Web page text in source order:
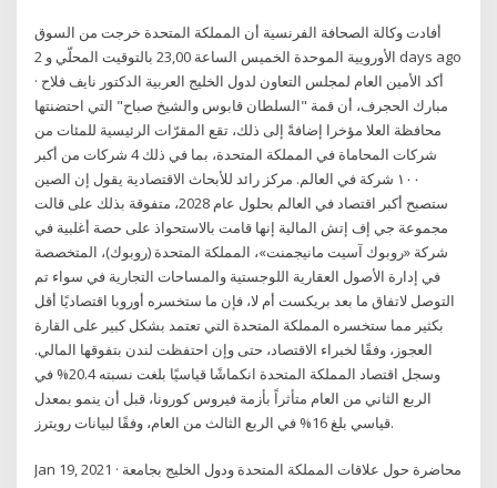
أفادت وكالة الصحافة الفرنسية أن المملكة المتحدة خرجت من السوق
الأورويية الموحدة الخميس ​الساعة​ 23,00 بالتوقيت المحلّي و 2 days ago
· أكد الأمين العام لمجلس التعاون لدول الخليج العربية الدكتور نايف فلاح
مبارك الحجرف، أن قمة "السلطان قابوس والشيخ صباح" التي احتضنتها
محافظة العلا مؤخرا إضافةً إلى ذلك، تقع المقرّات الرئيسية للمئات من
شركات المحاماة في المملكة المتحدة، بما في ذلك 4 شركات من أكبر
١٠٠ شركة في العالم. مركز رائد للأبحاث الاقتصادية يقول إن الصين
ستصبح أكبر اقتصاد في العالم بحلول عام 2028، متفوقة بذلك على قالت
مجموعة جي إف إتش المالية إنها قامت بالاستحواذ على حصة أغلبية في
شركة «روبوك آسيت مانيجمنت»، المملكة المتحدة (روبوك)، المتخصصة
في إدارة الأصول العقارية اللوجستية والمساحات التجارية في سواء تم
التوصل لاتفاق ما بعد بريكست أم لا، فإن ما ستخسره أوروبا اقتصاديًا أقل
بكثير مما ستخسره المملكة المتحدة التي تعتمد بشكل كبير على القارة
العجوز، وفقًا لخبراء الاقتصاد، حتى وإن احتفظت لندن بتفوقها المالي.
وسجل اقتصاد المملكة المتحدة انكماشًا قياسيًا بلغت نسبته 20.4% في
الربع الثاني من العام متأثراً بأزمة فيروس كورونا، قبل أن ينمو بمعدل
قياسي بلغ 16% في الربع الثالث من العام، وفقًا لبيانات رويترز.
Jan 19, 2021 · محاضرة حول علاقات المملكة المتحدة ودول الخليج بجامعة